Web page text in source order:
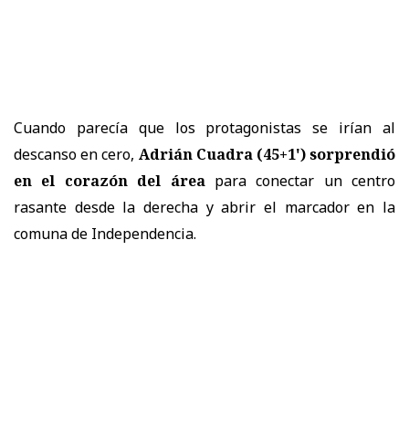
Cuando parecía que los protagonistas se irían al
descanso en cero, Adrián Cuadra (45+1') sorprendió
en el corazón del áreapara conectar un centro
rasante desde la derecha y abrir el marcador en la
comuna de Independencia.